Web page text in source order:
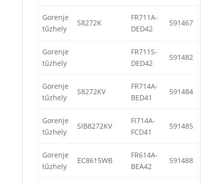
Gorenje
tűzhely
S8272K
FR711A-
DED42
591467
Gorenje
tűzhely
FR711S-
DED42
591482
Gorenje
tűzhely
S8272KV
FR714A-
BED41
591484
Gorenje
tűzhely
SIB8272KV
FI714A-
FCD41
591485
Gorenje
tűzhely
EC8615WB
FR614A-
BEA42
591488